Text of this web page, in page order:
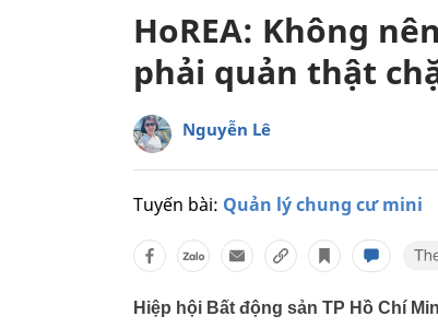
HoREA: Không
phải quản thật
Nguyễn Lê
Tuyến bài: Quản lý chung cư mini
Hiệp hội Bất động sản TP Hồ Chí